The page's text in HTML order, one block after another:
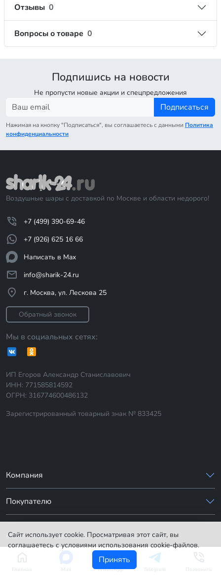
Отзывы 0
Вопросы о товаре 0
Подпишись на новости
Не пропусти новые акции и спецпредложения
Подписаться
Нажимая на кнопку "Подписаться", вы соглашаетесь с данными Политика
конфиденциальности
Воздушные шары с доставкой по Москве и области недорого!
+7 (499) 390-69-46
+7 (926) 625 16 66
Написать в Max
info@sharik-24.ru
г. Москва, ул. Лескова 25
Обратный звонок
Мы в социальных сетях:
ИП Егоров Александр Станиславович
ИНН: 771585814592
ОГРН: 316774600486132
Зарегистрированный товарный знак № 833425
Компания
Покупателю
sharik-24.ru © 2014-2026. Все права защищены.
Сайт использует cookie. Просматривая этот сайт, вы
соглашаетесь с условиями использования cookie-файлов.
Принять
WhatsApp